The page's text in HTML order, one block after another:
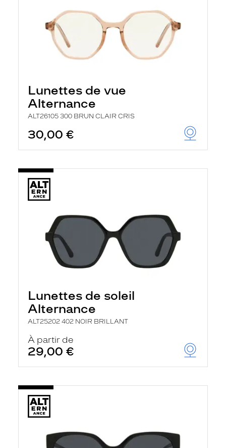
Lunettes de vue
Alternance
ALT26105 300 BRUN CLAIR CRIS
30,00 €
Lunettes de soleil
Alternance
ALT25202 402 NOIR BRILLANT
À partir de
29,00 €